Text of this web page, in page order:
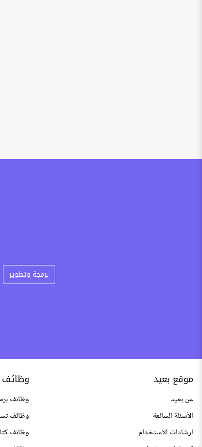
برمجة وتطوير
موقع بعيد
عن بعيد
الأسئلة الشائعة
إرشادات الاستخدام
وظائف
وظائف
وظائف
وظائف